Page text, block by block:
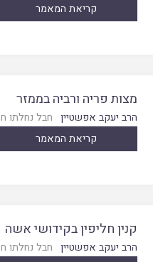
קריאת המאמר
מצות פריה ורביה בממזר
הרב יעקב אפשטיין חבל נחלתו ח
קריאת המאמר
קנין חליפין בקידושי אשה
הרב יעקב אפשטיין חבל נחלתו ח